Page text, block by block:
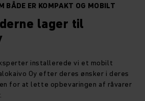
BÅDE ER KOMPAKT OG MOBILT
lager til
installerede vi et mobilt
Oy efter deres ønsker i deres
for at lette opbevaringen af råvarer